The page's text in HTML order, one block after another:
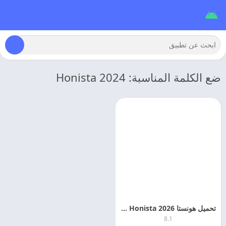
ضع الكلمة المناسبة: Honista 2024
تحميل هونستا 2026 Honista مهكر اخر اصدار
8.1